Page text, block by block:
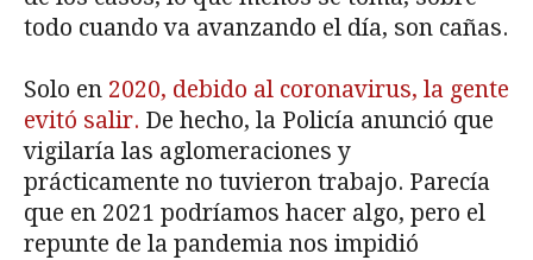
todo cuando va avanzando el día, son cañas.
Solo en 2020, debido al coronavirus, la gente
evitó salir. De hecho, la Policía anunció que
vigilaría las aglomeraciones y
prácticamente no tuvieron trabajo. Parecía
que en 2021 podríamos hacer algo, pero el
repunte de la pandemia nos impidió